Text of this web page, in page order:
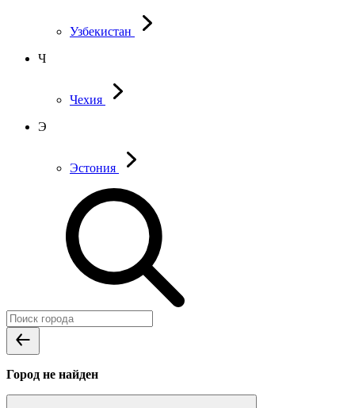
Узбекистан
Ч
Чехия
Э
Эстония
Город не найден